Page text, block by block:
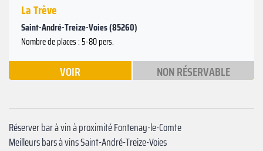
La Trève
Saint-André-Treize-Voies (85260)
Nombre de places : 5-80 pers.
VOIR NON RÉSERVABLE
Réserver bar à vin à proximité Fontenay-le-Comte
Meilleurs bars à vins Saint-André-Treize-Voies